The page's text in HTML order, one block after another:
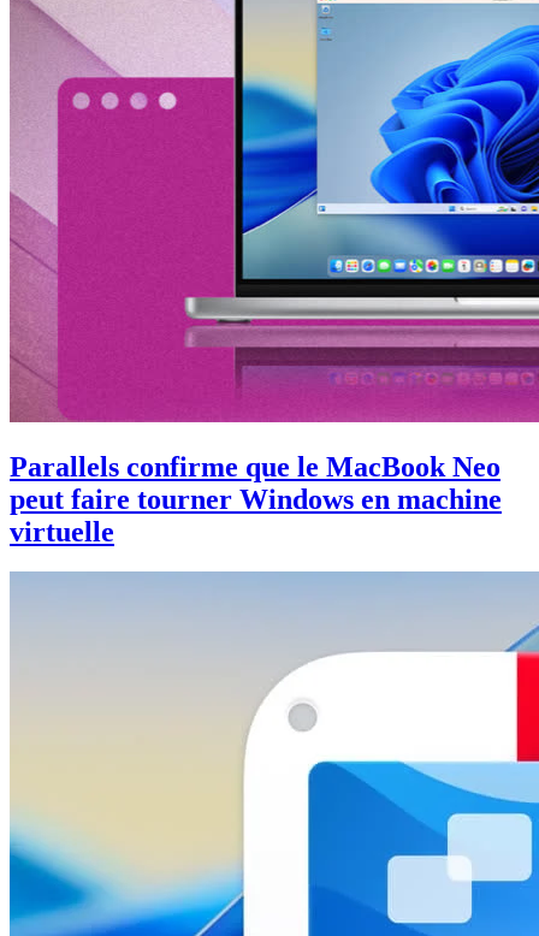
Parallels confirme que le MacBook Neo
peut faire tourner Windows en machine
virtuelle